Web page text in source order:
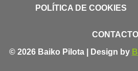
POLÍTICA DE COOKIES
CONTACTO
© 2026 Baiko Pilota | Design by